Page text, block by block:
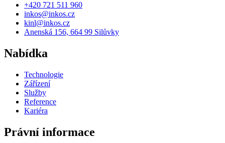
+420 721 511 960
inkos@inkos.cz
kinl@inkos.cz
Anenská 156, 664 99 Silůvky
Nabídka
Technologie
Zářízení
Služby
Reference
Kariéra
Právní informace